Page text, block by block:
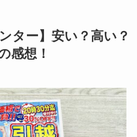
ター】安い？高い？
感想！